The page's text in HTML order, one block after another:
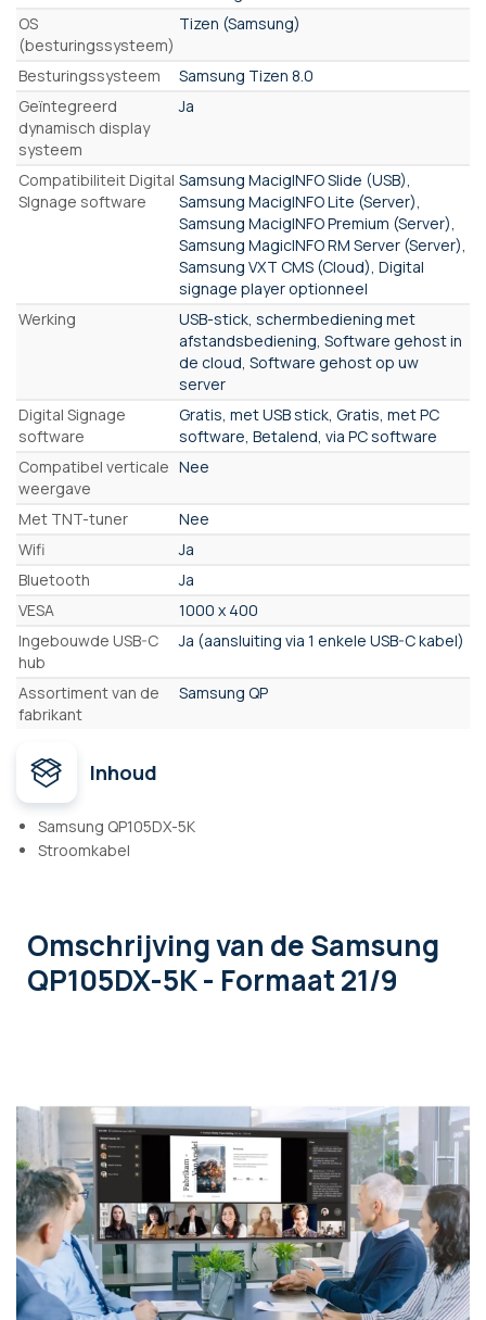
OS
(besturingssysteem)
Tizen (Samsung)
Besturingssysteem
Samsung Tizen 8.0
Geïntegreerd
dynamisch display
systeem
Ja
Compatibiliteit Digital
SIgnage software
Samsung MacigINFO Slide (USB),
Samsung MacigINFO Lite (Server),
Samsung MacigINFO Premium (Server),
Samsung MagicINFO RM Server (Server),
Samsung VXT CMS (Cloud), Digital
signage player optionneel
Werking
USB-stick, schermbediening met
afstandsbediening, Software gehost in
de cloud, Software gehost op uw
server
Digital Signage
software
Gratis, met USB stick, Gratis, met PC
software, Betalend, via PC software
Compatibel verticale
weergave
Nee
Met TNT-tuner
Nee
Wifi
Ja
Bluetooth
Ja
VESA
1000 x 400
Ingebouwde USB-C
hub
Ja (aansluiting via 1 enkele USB-C kabel)
Assortiment van de
fabrikant
Samsung QP
Inhoud
Samsung QP105DX-5K
Stroomkabel
Omschrijvingvan de Samsung
QP105DX-5K - Formaat 21/9